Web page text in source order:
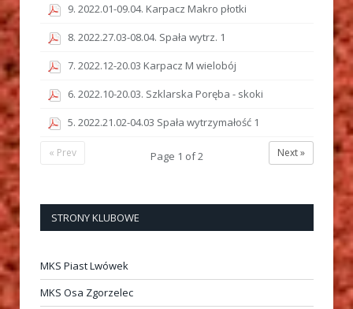
9. 2022.01-09.04. Karpacz Makro płotki
8. 2022.27.03-08.04. Spała wytrz. 1
7. 2022.12-20.03 Karpacz M wielobój
6. 2022.10-20.03. Szklarska Poręba - skoki
5. 2022.21.02-04.03 Spała wytrzymałość 1
Next »
Page 1 of2
« Prev
STRONY KLUBOWE
MKS Piast Lwówek
MKS Osa Zgorzelec